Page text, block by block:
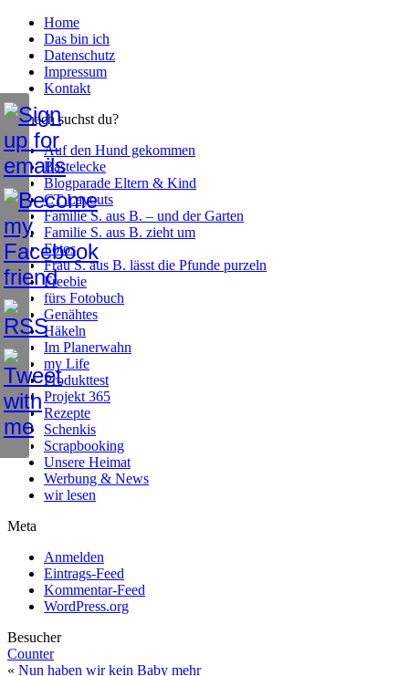
Home
Das bin ich
Datenschutz
Impressum
Kontakt
Wonach suchst du?
Auf den Hund gekommen
Bastelecke
Blogparade Eltern & Kind
CT Layouts
Familie S. aus B. – und der Garten
Familie S. aus B. zieht um
Fotos
Frau S. aus B. lässt die Pfunde purzeln
Freebie
fürs Fotobuch
Genähtes
Häkeln
Im Planerwahn
my Life
Produkttest
Projekt 365
Rezepte
Schenkis
Scrapbooking
Unsere Heimat
Werbung & News
wir lesen
Meta
Anmelden
Eintrags-Feed
Kommentar-Feed
WordPress.org
Besucher
Counter
« Nun haben wir kein Baby mehr